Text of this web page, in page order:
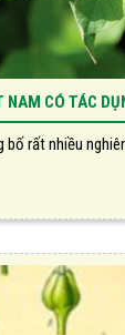
NAM CÓ TÁC
bố rất nhiều